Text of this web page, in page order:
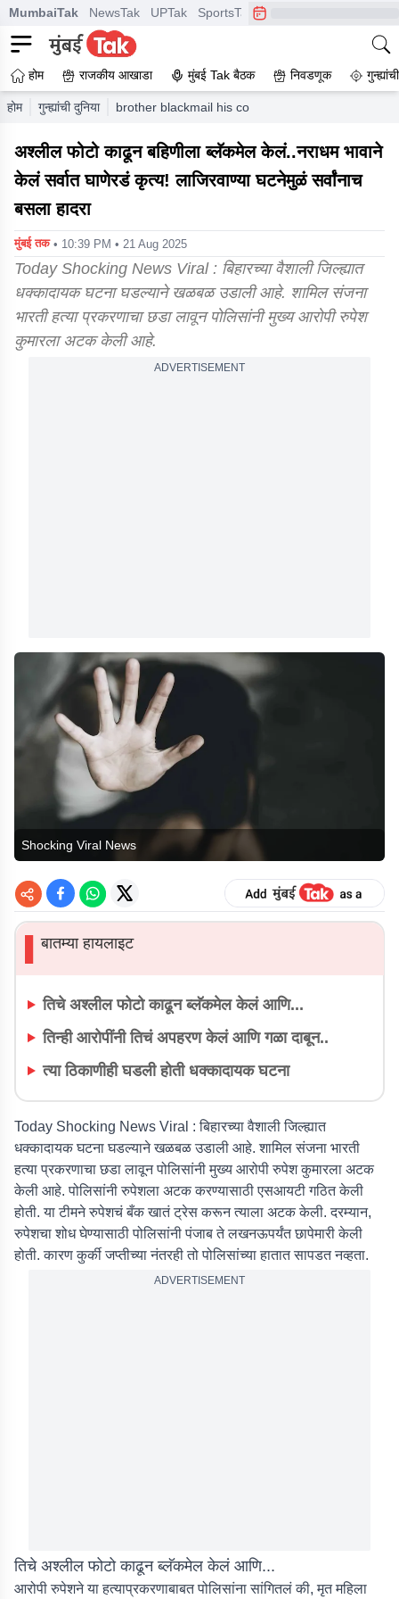
MumbaiTak NewsTak UPTak SportsTak CrimeTak
होम राजकीय आखाडा मुंबई Tak बैठक निवडणूक
होम गुन्ह्यांची दुनिया brother blackmail his cousin by obscene photos
अश्लील फोटो काढून बहिणीला ब्लॅकमेल केलं..नराधम भावाने
केलं सर्वात घाणेरडं कृत्य! लाजिरवाण्या घटनेमुळं सर्वांनाच
बसला हादरा
मुंबई तक • 10:39 PM • 21 Aug 2025
Today Shocking News Viral : बिहारच्या वैशाली जिल्ह्यात
धक्कादायक घटना घडल्याने खळबळ उडाली आहे. शामिल संजना
भारती हत्या प्रकरणाचा छडा लावून पोलिसांनी मुख्य आरोपी रुपेश
कुमारला अटक केली आहे.
ADVERTISEMENT
Shocking Viral News
▌बातम्या हायलाइट
तिचे अश्लील फोटो काढून ब्लॅकमेल केलं आणि...
तिन्ही आरोपींनी तिचं अपहरण केलं आणि गळा दाबून..
त्या ठिकाणीही घडली होती धक्कादायक घटना
Today Shocking News Viral : बिहारच्या वैशाली जिल्ह्यात
धक्कादायक घटना घडल्याने खळबळ उडाली आहे. शामिल संजना भारती
हत्या प्रकरणाचा छडा लावून पोलिसांनी मुख्य आरोपी रुपेश कुमारला अटक
केली आहे. पोलिसांनी रुपेशला अटक करण्यासाठी एसआयटी गठित केली
होती. या टीमने रुपेशचं बँक खातं ट्रेस करून त्याला अटक केली. दरम्यान,
रुपेशचा शोध घेण्यासाठी पोलिसांनी पंजाब ते लखनऊपर्यंत छापेमारी केली
होती. कारण कुर्की जप्तीच्या नंतरही तो पोलिसांच्या हातात सापडत नव्हता.
ADVERTISEMENT
तिचे अश्लील फोटो काढून ब्लॅकमेल केलं आणि...
आरोपी रुपेशने या हत्याप्रकरणाबाबत पोलिसांना सांगितलं की, मृत महिला